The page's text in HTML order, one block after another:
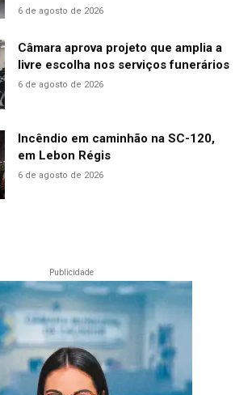
6 de agosto de 2026
Câmara aprova projeto que amplia a
livre escolha nos serviços funerários
6 de agosto de 2026
Incêndio em caminhão na SC-120,
em Lebon Régis
6 de agosto de 2026
Publicidade